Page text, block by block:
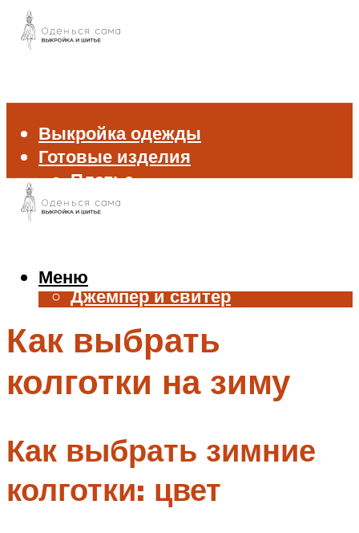
Выкройка одежды
Готовые изделия
Платье
Брюки
Жилет
Джемпер и свитер
Аксессуары
Меню
Меню
Как выбрать
колготки на зиму
Как выбрать зимние
колготки: цвет